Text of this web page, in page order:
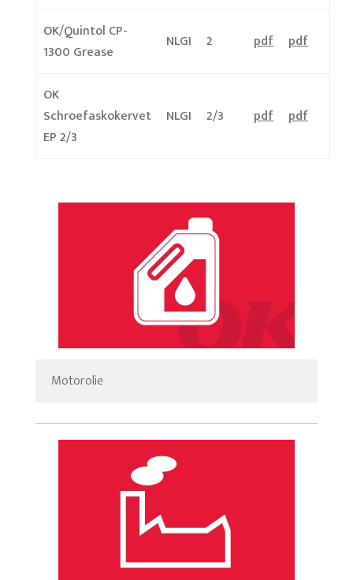
OK/Quintol CP-
1300 Grease
NLGI 2 pdf pdf
OK
Schroefaskokervet
EP 2/3
NLGI 2/3 pdf pdf
Motorolie